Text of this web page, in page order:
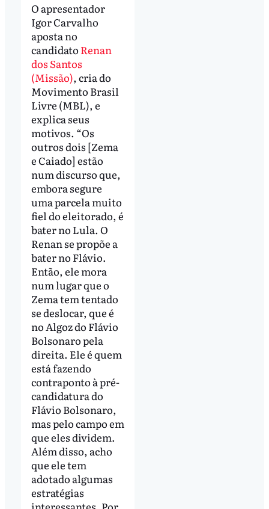
O apresentador
Igor Carvalho
aposta no
candidato Renan
dos Santos
(Missão), cria do
Movimento Brasil
Livre (MBL), e
explica seus
motivos. “Os
outros dois [Zema
e Caiado] estão
num discurso que,
embora segure
uma parcela muito
fiel do eleitorado, é
bater no Lula. O
Renan se propõe a
bater no Flávio.
Então, ele mora
num lugar que o
Zema tem tentado
se deslocar, que é
no Algoz do Flávio
Bolsonaro pela
direita. Ele é quem
está fazendo
contraponto à pré-
candidatura do
Flávio Bolsonaro,
mas pelo campo em
que eles dividem.
Além disso, acho
que ele tem
adotado algumas
estratégias